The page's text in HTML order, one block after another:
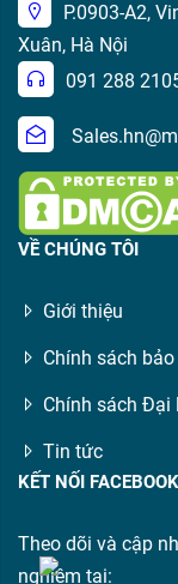
P.0903-A2,
Xuân, Hà Nội
091 288
VỀ CHÚNG TÔI
Giới thiệu
Chính sách
Chính sách Đại
Tin tức
KẾT NỐI FACEBOOK
Theo dõi và cập
nghiệm tại: